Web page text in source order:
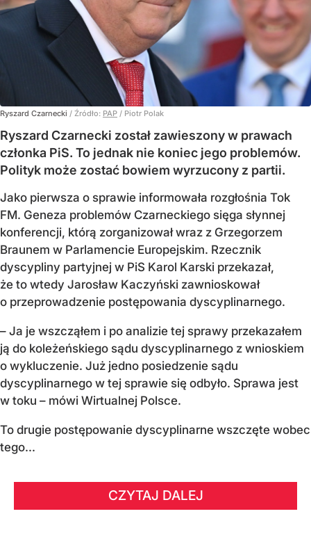
Ryszard Czarnecki / Źródło: PAP / Piotr Polak
Ryszard Czarnecki został zawieszony w prawach
członka PiS. To jednak nie koniec jego problemów.
Polityk może zostać bowiem wyrzucony z partii.
Jako pierwsza o sprawie informowała rozgłośnia Tok
FM. Geneza problemów Czarneckiego sięga słynnej
konferencji, którą zorganizował wraz z Grzegorzem
Braunem w Parlamencie Europejskim. Rzecznik
dyscypliny partyjnej w PiS Karol Karski przekazał,
że to wtedy Jarosław Kaczyński zawnioskował
o przeprowadzenie postępowania dyscyplinarnego.
– Ja je wszcząłem i po analizie tej sprawy przekazałem
ją do koleżeńskiego sądu dyscyplinarnego z wnioskiem
o wykluczenie. Już jedno posiedzenie sądu
dyscyplinarnego w tej sprawie się odbyło. Sprawa jest
w toku – mówi Wirtualnej Polsce.
To drugie postępowanie dyscyplinarne wszczęte wobec
tego...
CZYTAJ DALEJ